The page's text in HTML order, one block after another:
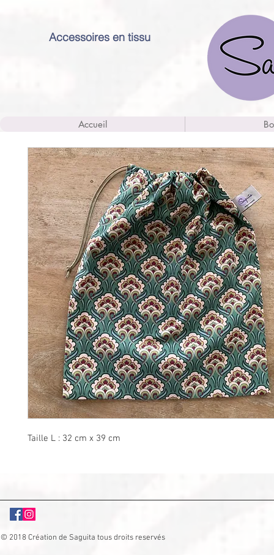
Accessoires en tissu
Accueil
Taille L : 32 cm x 39 cm
© 2018 Création de Saguita tous droits reservés